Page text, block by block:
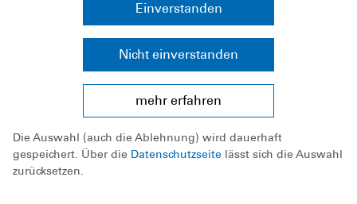
Wie du dich bei Hochwasser aus einem Auto
retten kannst, zeigen wir dir im nachstehenden
Einverstanden
Nicht einverstanden
mehr erfahren
Die Auswahl (auch die Ablehnung) wird dauerhaft
gespeichert. Über die Datenschutzseite lässt sich die Auswahl
zurücksetzen.